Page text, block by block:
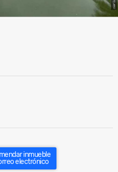
inmueble
electrónico